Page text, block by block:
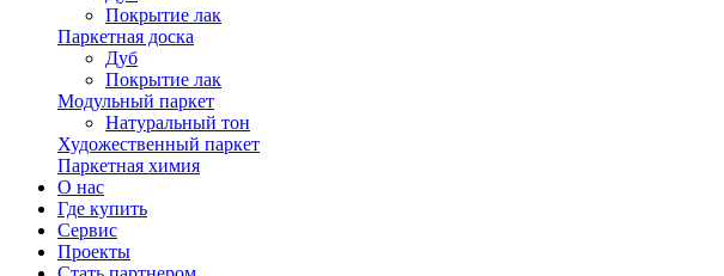
Покрытие лак
Паркетная доска
Дуб
Покрытие лак
Модульный паркет
Натуральный тон
Художественный паркет
Паркетная химия
О нас
Где купить
Сервис
Проекты